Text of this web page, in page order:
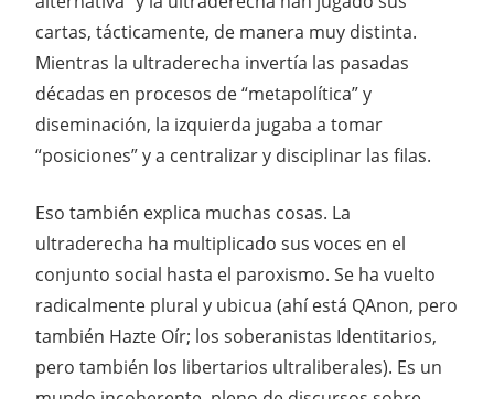
cartas, tácticamente, de manera muy distinta.
Mientras la ultraderecha invertía las pasadas
décadas en procesos de “metapolítica” y
diseminación, la izquierda jugaba a tomar
“posiciones” y a centralizar y disciplinar las filas.
Eso también explica muchas cosas. La
ultraderecha ha multiplicado sus voces en el
conjunto social hasta el paroxismo. Se ha vuelto
radicalmente plural y ubicua (ahí está QAnon, pero
también Hazte Oír; los soberanistas Identitarios,
pero también los libertarios ultraliberales). Es un